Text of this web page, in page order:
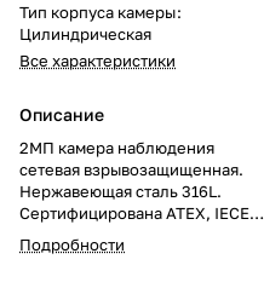
Тип корпуса камеры:
Цилиндрическая
Все характеристики
Описание
2МП камера наблюдения
сетевая взрывозащищенная.
Нержавеющая сталь 316L.
Сертифицирована ATEX, IECEx и
cLCus. 1080p HDTV до 25/30 fps,
18x зум, автофокус, день/ночь.
Подробности